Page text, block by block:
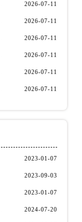
2026-07-11
2026-07-11
2026-07-11
2026-07-11
2026-07-11
2026-07-11
2023-01-07
2023-09-03
2023-01-07
2024-07-20